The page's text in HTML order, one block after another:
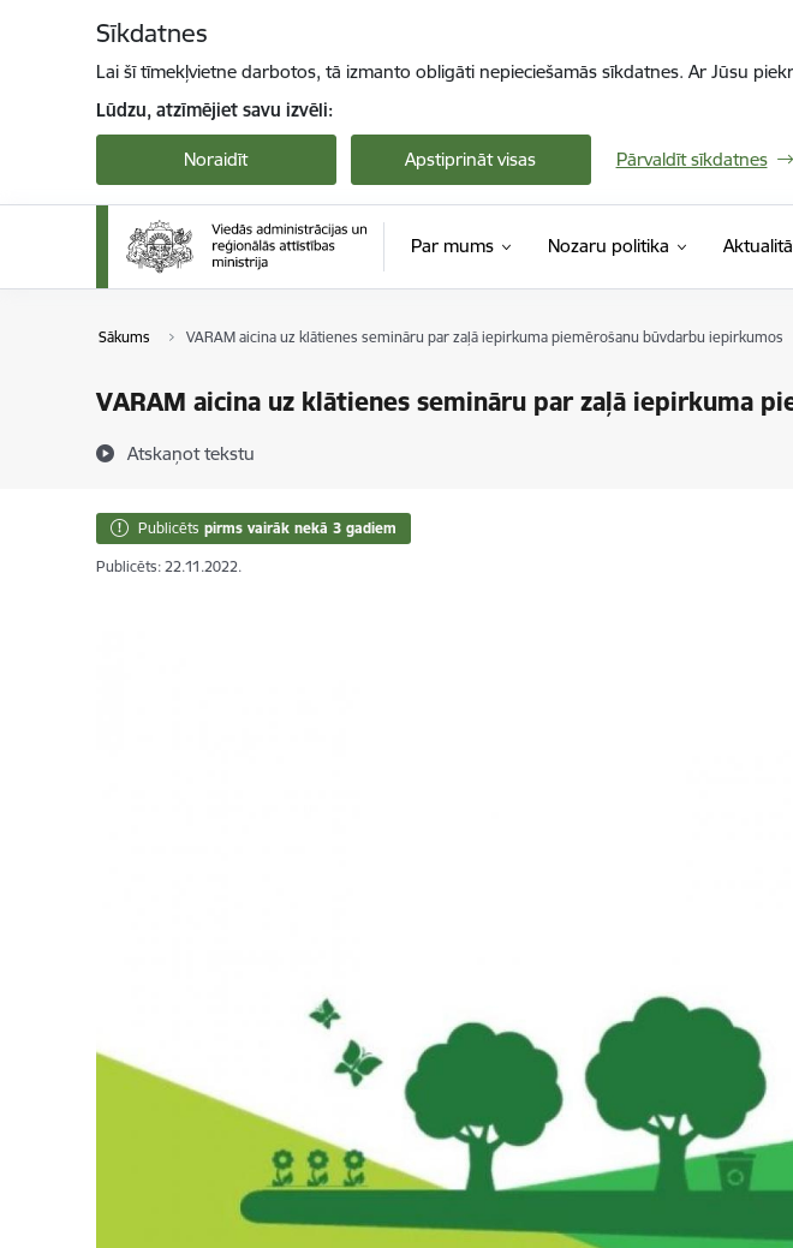
Sīkdatnes
Lai šī tīmekļvietne darbotos, tā izmanto obligāti nepieciešamās sīkdatnes. Ar Jūsu
Lūdzu, atzīmējiet savu izvēli:
Noraidīt Apstiprināt visas Pārvaldīt sīkdatnes
Par mums Nozaru politika
Sākums VARAM aicina uz klātienes semināru par zaļā iepirkuma piemērošanu būvdarbu iepirkumos
VARAM aicina uz klātienes semināru par zaļā iepirkuma
Atskaņot tekstu
Publicēts pirms vairāk nekā 3 gadiem
Publicēts: 22.11.2022.